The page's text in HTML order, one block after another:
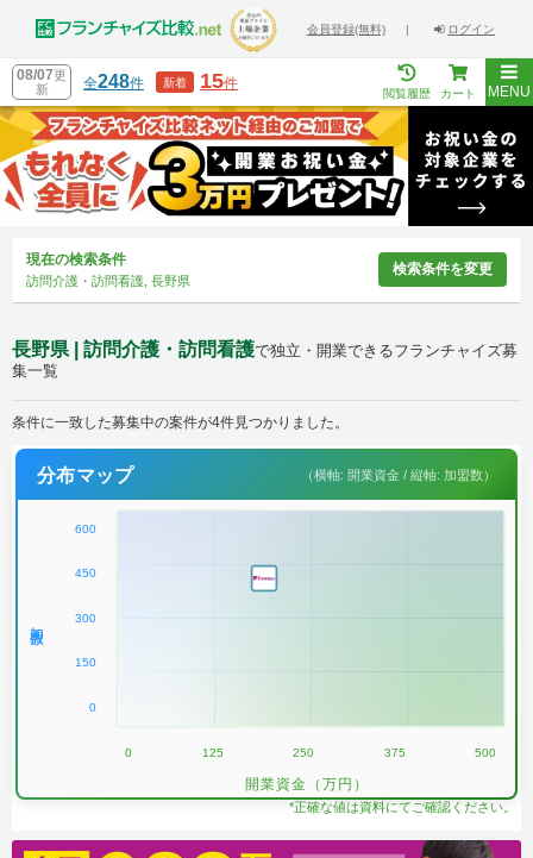
会員登録(無料) | ログイン
08/07更
新
全248件 新着 15件
閲覧履歴 カート MENU
現在の検索条件
訪問介護・訪問看護, 長野県
検索条件を変更
長野県 | 訪問介護・訪問看護で独立・開業できるフランチャイズ募
集一覧
条件に一致した募集中の案件が4件見つかりました。
分布マップ （横軸: 開業資金 / 縦軸: 加盟数）
600
450
300
150
0
0 125 250 375 500
開業資金（万円）
*正確な値は資料にてご確認ください。